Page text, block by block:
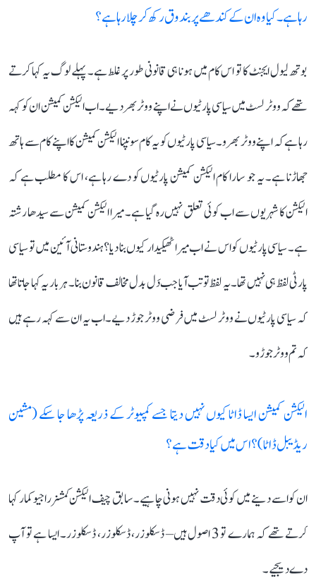
رہا ہے۔ کیا وہ ان کے کندھے پر بندوق رکھ کر چلا رہا ہے؟
بوتھ لیول ایجنٹ کا تو اس کام میں ہونا ہی قانونی طور پر غلط ہے۔ پہلے لوگ یہ کہا کرتے
تھے کہ ووٹر لسٹ میں سیاسی پارٹیوں نے اپنے ووٹر بھر دیے۔ اب الیکشن کمیشن ان کو کہہ
رہا ہے کہ اپنے ووٹر بھرو۔ سیاسی پارٹیوں کو یہ کام سونپنا الیکشن کمیشن کا اپنے کام سے ہاتھ
جھاڑنا ہے۔ یہ جو سارا کام الیکشن کمیشن پارٹیوں کو دے رہا ہے، اس کا مطلب ہے کہ
الیکشن کا شہریوں سے اب کوئی تعلق نہیں رہ گیا ہے۔ میرا الیکشن کمیشن سے سیدھا رشتہ
ہے۔ سیاسی پارٹیوں کو اس نے اب میرا ٹھیکیدار کیوں بنا دیا؟ ہندوستانی آئین میں تو سیاسی
پارٹی لفظ ہی نہیں تھا۔ یہ لفظ تو تب آیا جب دَل بدل مخالف قانون بنا۔ ہر بار یہ کہا جاتا تھا
کہ سیاسی پارٹیوں نے ووٹر لسٹ میں فرضی ووٹر جوڑ دیے۔ اب یہ ان سے کہہ رہے ہیں
کہ تم ووٹر جوڑو۔
الیکشن کمیشن ایسا ڈاٹا کیوں نہیں دیتا جسے کمپیوٹر کے ذریعہ پڑھا جا سکے (مشین
ریڈیبل ڈاٹا)؟ اس میں کیا دقت ہے؟
ان کو اسے دینے میں کوئی دقت نہیں ہونی چاہیے۔ سابق چیف الیکشن کمشنر راجیو کمار کہا
کرتے تھے کہ ہمارے تو 3 اصول ہیں– ڈسکلوزر، ڈسکلوزر، ڈسکلوزر۔ ایسا ہے تو آپ
دے دیجیے۔